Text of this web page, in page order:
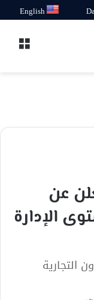
English
عن
الإدارة
التجارية